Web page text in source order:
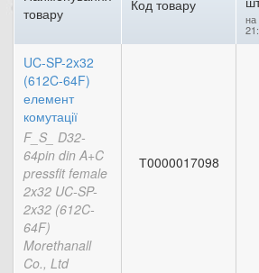
товару
Код товару
на
UC-SP-2x32
(612C-64F)
елемент
комутації
F_S_ D32-
64pin din A+C
pressfit female
2x32 UC-SP-
2x32 (612C-
64F)
Morethanall
Co., Ltd
Т0000017098